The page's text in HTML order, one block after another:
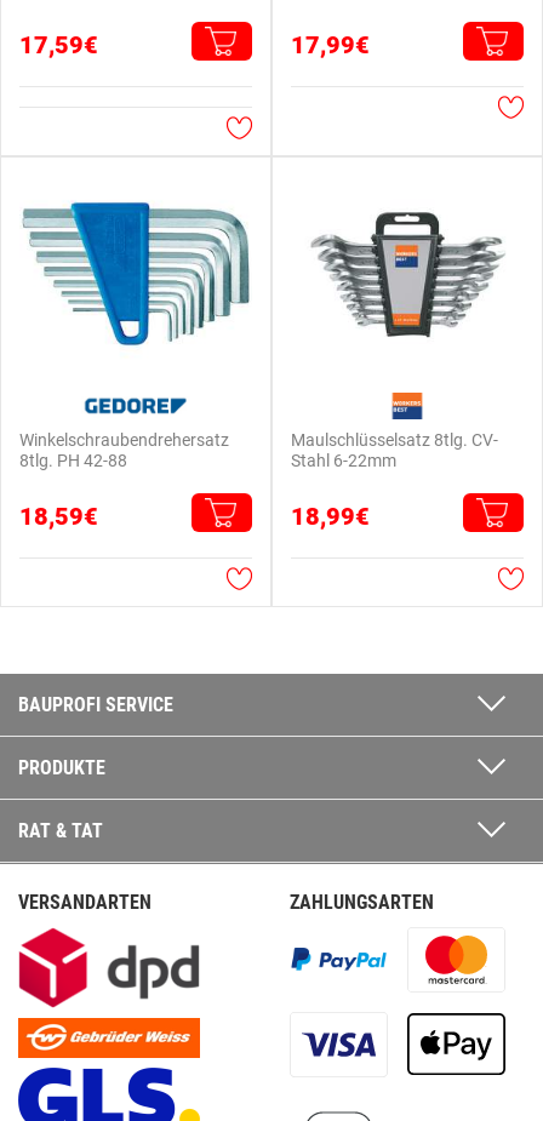
17,59€ 17,99€
Winkelschraubendrehersatz
8tlg. PH 42-88
18,59€
Maulschlüsselsatz 8tlg. CV-
Stahl 6-22mm
18,99€
BAUPROFI SERVICE
PRODUKTE
RAT & TAT
VERSANDARTEN ZAHLUNGSARTEN